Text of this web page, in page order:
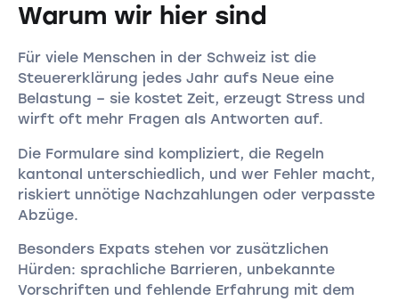
Warum wir hier sind
Für viele Menschen in der Schweiz ist die
Steuererklärung jedes Jahr aufs Neue eine
Belastung – sie kostet Zeit, erzeugt Stress und
wirft oft mehr Fragen als Antworten auf.
Die Formulare sind kompliziert, die Regeln
kantonal unterschiedlich, und wer Fehler macht,
riskiert unnötige Nachzahlungen oder verpasste
Abzüge.
Besonders Expats stehen vor zusätzlichen
Hürden: sprachliche Barrieren, unbekannte
Vorschriften und fehlende Erfahrung mit dem